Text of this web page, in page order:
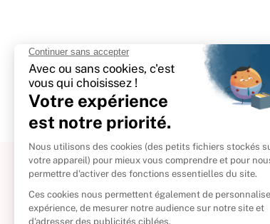
À propos
Politique de retour